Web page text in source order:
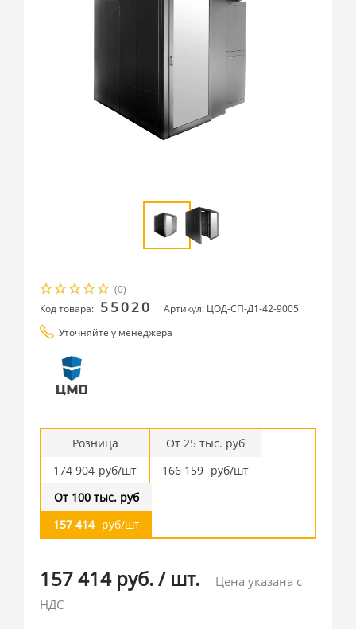
(0)
Код товара: 55020
Артикул: ЦОД-СП-Д1-42-9005
Уточняйте у менеджера
Розница
174 904 руб/шт
От 25 тыс. руб
166 159 руб/шт
От 100 тыс. руб
157 414 руб/шт
157 414 руб./ шт.
Цена указана с
НДС